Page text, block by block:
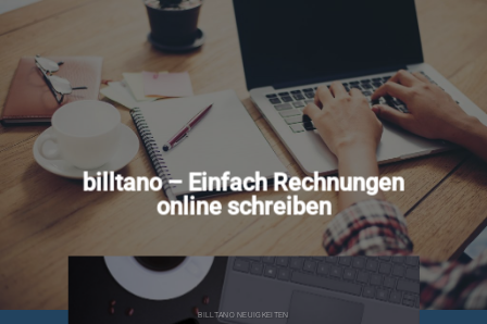
billtano – Einfach Rechnungen
online schreiben
BILLTANO NEUIGKEITEN